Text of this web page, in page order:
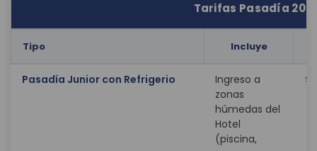
Tarifas Pasadía
Tipo Incluye
Pasadía Junior con Refrigerio
Ingreso a
zonas
húmedas del
Hotel
(piscina,
$